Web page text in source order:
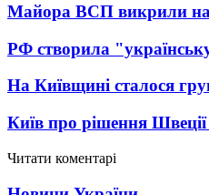
Майора ВСП викрили на
РФ створила
На Київщині сталося
Київ про рішення
Читати коментарі